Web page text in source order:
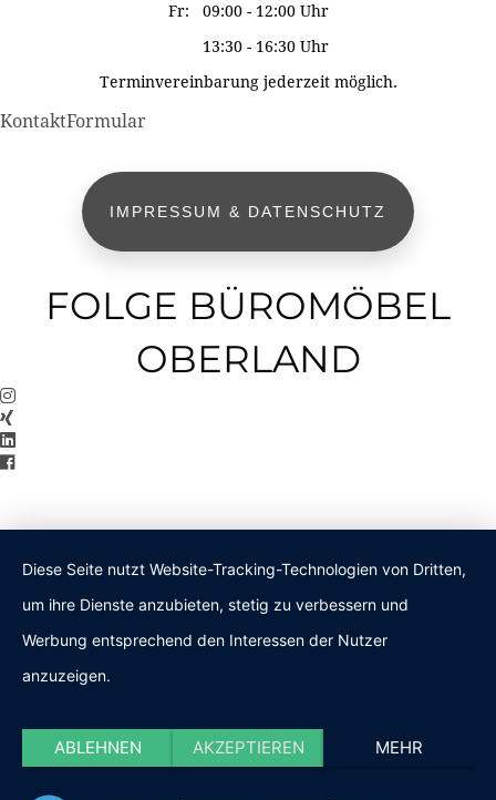
Fr: 09:00 - 12:00 Uhr
13:30 - 16:30 Uhr
Terminvereinbarung jederzeit möglich.
KontaktFormular
IMPRESSUM & DATENSCHUTZ
FOLGE BÜROMÖBEL
OBERLAND
Diese Seite nutzt Website-Tracking-Technologien von Dritten,
um ihre Dienste anzubieten, stetig zu verbessern und
Werbung entsprechend den Interessen der Nutzer
anzuzeigen.
ABLEHNEN AKZEPTIEREN MEHR